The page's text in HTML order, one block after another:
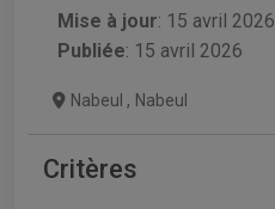
Mise à jour: 15 avril 2026
Publiée: 15 avril 2026
Nabeul , Nabeul
Critères